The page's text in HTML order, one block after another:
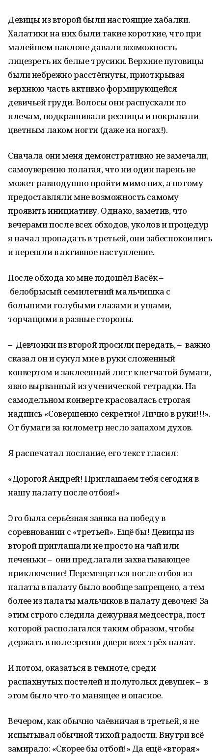
Девицы из второй были настоящие хабалки.
Халатики на них были такие короткие, что при
малейшем наклоне давали возможность
лицезреть их белые трусики. Верхние пуговицы
были небрежно расстёгнуты, приоткрывая
верхнюю часть активно формирующейся
девичьей груди. Волосы они распускали по
плечам, подкрашивали ресницы и покрывали
цветным лаком ногти (даже на ногах!).
Сначала они меня демонстративно не замечали,
самоуверенно полагая, что ни один парень не
может равнодушно пройти мимо них, а потому
предоставляли мне возможность самому
проявить инициативу. Однако, заметив, что
вечерами после всех обходов, уколов и процедур
я начал пропадать в третьей, они забеспокоились
и перешли в активное наступление.
После обхода ко мне подошёл Васёк –
белобрысый семилетний мальчишка с
большими голубыми глазами и ушами,
торчащими в разные стороны.
– Девчонки из второй просили передать, – важно
сказал он и сунул мне в руки сложенный
конвертом и заклеенный лист клетчатой бумаги,
явно вырванный из ученической тетрадки. На
самодельном конверте красовалась строгая
надпись «Совершенно секретно! Лично в руки!!!».
От бумаги за километр несло запахом духов.
Я распечатал послание, его текст гласил:
«Дорогой Андрей! Приглашаем тебя сегодня в
нашу палату после отбоя!»
Это была серьёзная заявка на победу в
соревновании с «третьей». Ещё бы! Девицы из
второй приглашали не просто на чай или
печеньки – они предлагали захватывающее
приключение! Перемещаться после отбоя из
палаты в палату было вообще запрещено, а тем
более из палаты мальчиков в палату девочек! За
этим строго следила дежурная медсестра, пост
которой располагался таким образом, чтобы
держать в поле зрения двери всех трёх палат.
И потом, оказаться в темноте, среди
распахнутых постелей и полуголых девушек – в
этом было что-то манящее и опасное.
Вечером, как обычно чаёвничая в третьей, я не
испытывал обычной тихой радости. Внутри всё
замирало: «Скорее бы отбой!» Да ещё «вторая»